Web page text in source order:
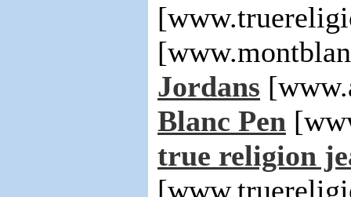
Jordans
Blanc Pen
true religion